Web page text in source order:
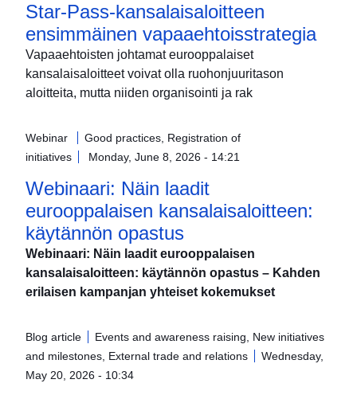
Star-Pass-kansalaisaloitteen
ensimmäinen vapaaehtoisstrategia
Vapaaehtoisten johtamat eurooppalaiset
kansalaisaloitteet voivat olla ruohonjuuritason
aloitteita, mutta niiden organisointi ja rak
Webinar
Good practices, Registration of
initiatives
Monday, June 8, 2026 - 14:21
Webinaari: Näin laadit
eurooppalaisen kansalaisaloitteen:
käytännön opastus
Webinaari: Näin laadit eurooppalaisen
kansalaisaloitteen: käytännön opastus – Kahden
erilaisen kampanjan yhteiset kokemukset
Blog article
Events and awareness raising, New initiatives
and milestones, External trade and relations
Wednesday,
May 20, 2026 - 10:34